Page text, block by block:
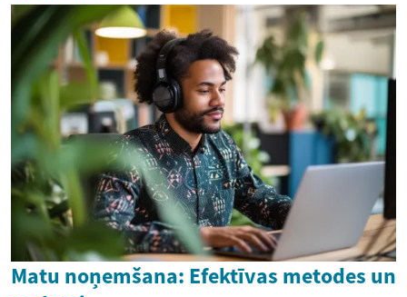
Matu noņemšana: Efektīvas metodes un